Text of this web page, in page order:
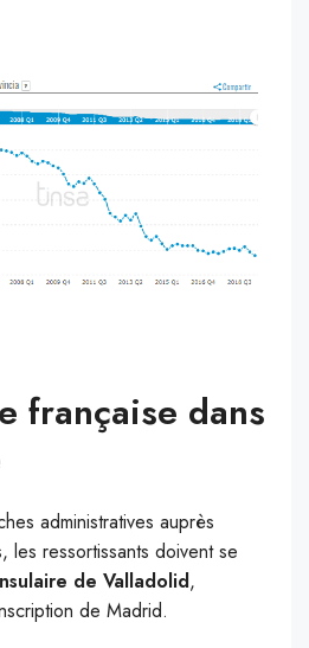
française dans
administratives auprès
les ressortissants doivent se
de Valladolid,
de Madrid.